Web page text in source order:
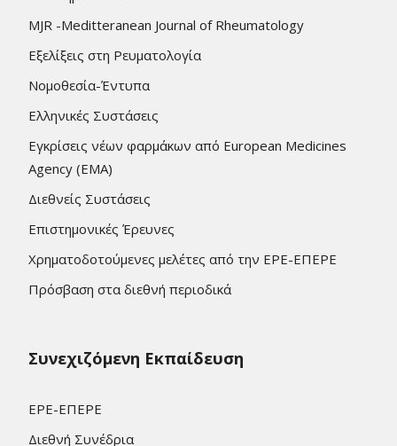
MJR -Meditteranean Journal of Rheumatology
Εξελίξεις στη Ρευματολογία
Νομοθεσία-Έντυπα
Ελληνικές Συστάσεις
Εγκρίσεις νέων φαρμάκων από European Medicines
Agency (EMA)
Διεθνείς Συστάσεις
Επιστημονικές Έρευνες
Χρηματοδοτούμενες μελέτες από την ΕΡΕ-ΕΠΕΡΕ
Πρόσβαση στα διεθνή περιοδικά
Συνεχιζόμενη Εκπαίδευση
ΕΡΕ-ΕΠΕΡΕ
Διεθνή Συνέδρια